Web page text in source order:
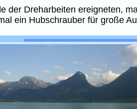
der Dreharbeiten ereigneten,
ein Hubschrauber für große